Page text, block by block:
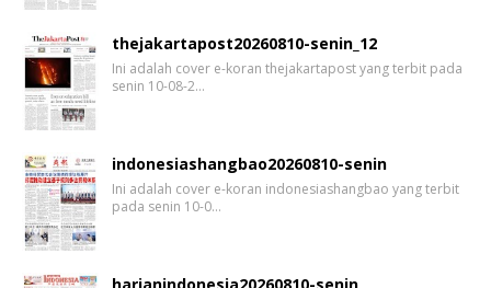
thejakartapost20260810-senin_12
Ini adalah cover e-koran thejakartapost yang terbit pada
senin 10-08-2…
indonesiashangbao20260810-senin
Ini adalah cover e-koran indonesiashangbao yang terbit
pada senin 10-0…